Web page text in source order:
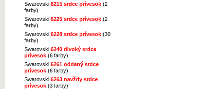
Swarovski 6215 srdce prívesok (2
farby)
Swarovski 6225 srdce prívesok (2
farby)
Swarovski 6228 srdce prívesok (30
farby)
Swarovski 6240 divoký srdce
prívesok (6 farby)
Swarovski 6261 oddaný srdce
prívesok (6 farby)
Swarovski 6263 navždy srdce
prívesok (3 farby)